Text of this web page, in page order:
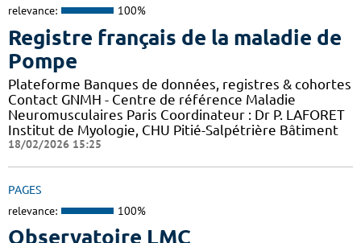
relevance: 100%
Registre français de la maladie de
Pompe
Plateforme Banques de données, registres & cohortes
Contact GNMH - Centre de référence Maladie
Neuromusculaires Paris Coordinateur : Dr P. LAFORET
Institut de Myologie, CHU Pitié-Salpétrière Bâtiment
18/02/2026 15:25
PAGES
relevance: 100%
Observatoire LMC